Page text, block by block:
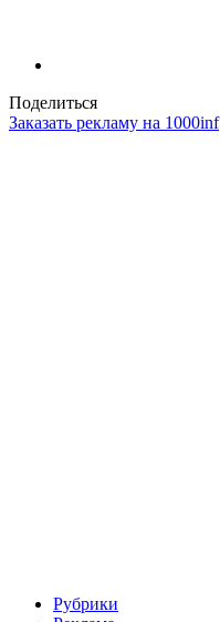
Поделиться
Заказать рекламу на 1000inf
Рубрики